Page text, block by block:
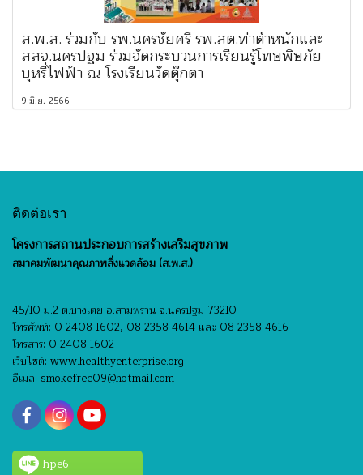
ส.พ.ส. ร่วมกับ รพ.นครชัยศรี รพ.สต.ท่าตำหนักและ
สสจ.นครปฐม ร่วมจัดกระบวนการเรียนรู้โทษพิษภัย
บุหรี่ไฟฟ้า ณ โรงเรียนวัดตุ๊กตา
9 มิ.ย. 2566
ติดต่อเรา
โครงการสถานประกอบการสร้างเสริมสุขภาพ
สมาคมพัฒนาคุณภาพสิ่งแวดล้อม (ส.พ.ส.)
45/10 ม.2 ต.บางเตย อ.สามพราน จ.นครปฐม 73210
โทรศัพท์: 0-2408-1602, 08-2358-4614 และ 08-2358-4616
โทรสาร: 0-2408-1602
เว็บไซต์: www.healthyenterprise.org
อีเมล: smokefree09@hotmail.com
hpe6